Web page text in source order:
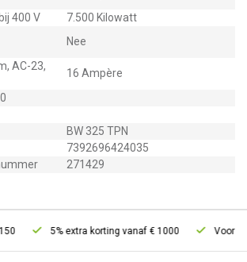
400 V
7.500 Kilowatt
Nee
AC-23,
16 Ampère
BW 325 TPN
7392696424035
271429
5% extra korting vanaf € 1000 Voor